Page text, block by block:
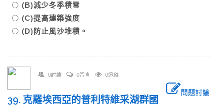
(B)減少冬季積雪
(C)提高建築強度
(D)防止風沙堆積。
0討論 0留言 0追蹤
問題討論
39. 克羅埃西亞的普利特維采湖群國